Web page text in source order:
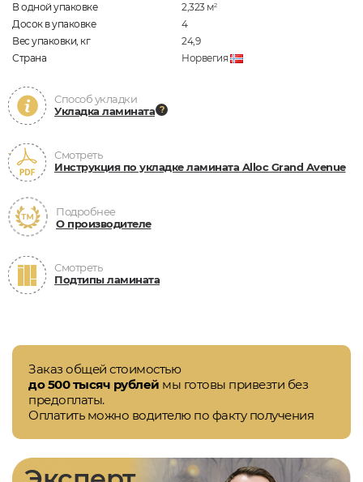
В одной упаковке
2,323 м2
Досок в упаковке
4
Вес упаковки, кг
24,9
Страна
Норвегия
Способ укладки
Укладка ламината
Смотреть
Инструкция по укладке ламината Alloc Grand Avenue
Подробнее
О производителе
Смотреть
Подтипы ламината
Заказ общей стоимостью
до 500 тысяч рублей мы готовы привезти без
предоплаты.
Оплатить можно водителю по факту получения